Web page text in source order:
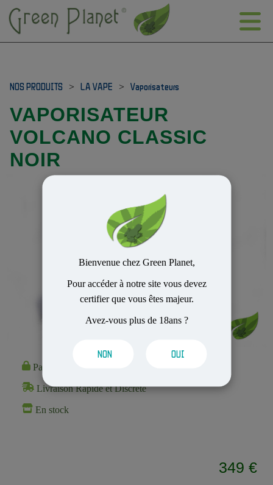
Bienvenue chez Green Planet,
Pour accéder à notre site vous devez
certifier que vous êtes majeur.
Avez-vous plus de 18ans ?
NON OUI
NOS PRODUITS > LA VAPE > Vaporisateurs
VAPORISATEUR
VOLCANO CLASSIC
NOIR
Paiement 100% Sécurisé
Livraison Rapide et Discrète
En stock
349 €